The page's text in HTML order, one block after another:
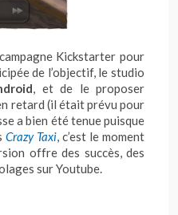
Kickstarter pour
de l’objectif, le studio
, et de le proposer
retard (il était prévu pour
a bien été tenue puisque
Crazy Taxi, c’est le moment
offre des succès, des
sur Youtube.